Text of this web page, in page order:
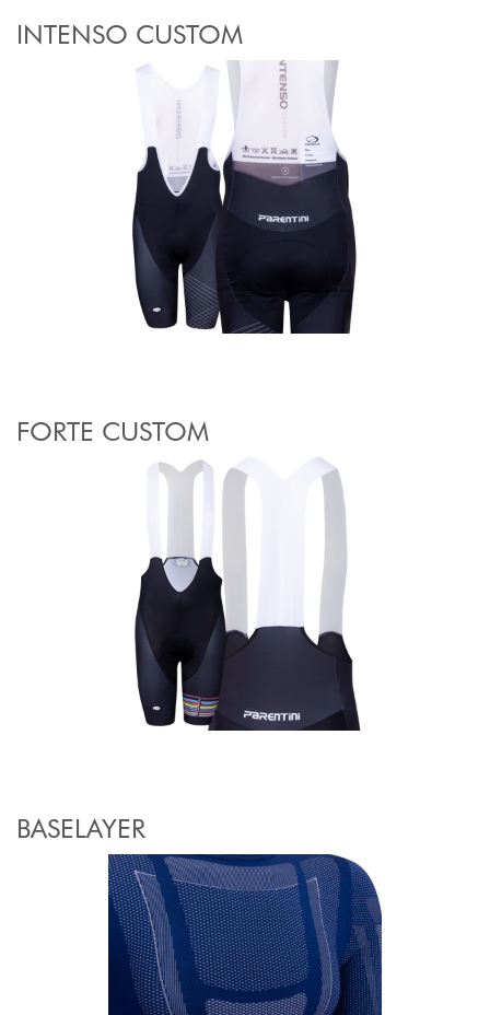
INTENSO CUSTOM
FORTE CUSTOM
BASELAYER